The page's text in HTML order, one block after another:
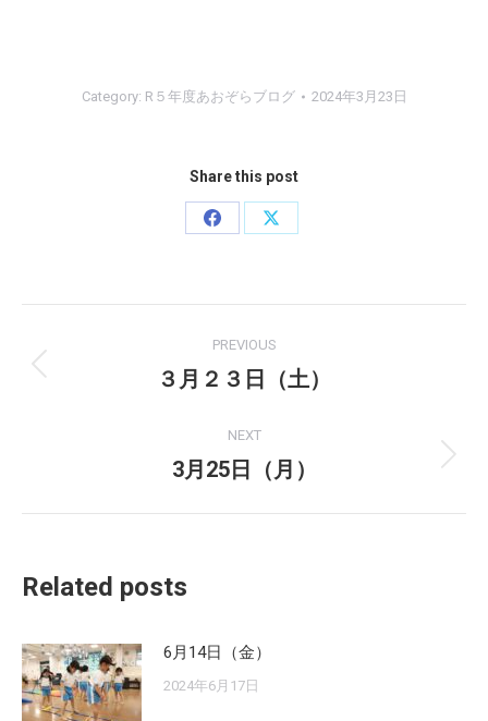
Category: R５年度あおぞらブログ 2024年3月23日
Share this post
Share
Share
navigation
PREVIOUS
Previous
３月２３日（土）
NEXT
Next
3月25日（月）
Related posts
6月14日（金）
2024年6月17日